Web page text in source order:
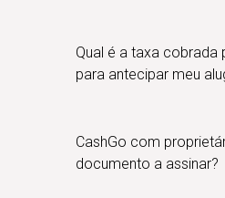
Qual é a taxa cobrada
para antecipar meu
CashGo com
documento a assinar?